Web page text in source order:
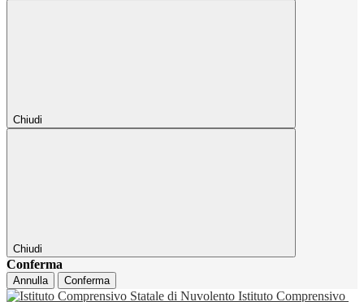
Chiudi
Chiudi
Conferma
Annulla Conferma
Istituto Comprensivo